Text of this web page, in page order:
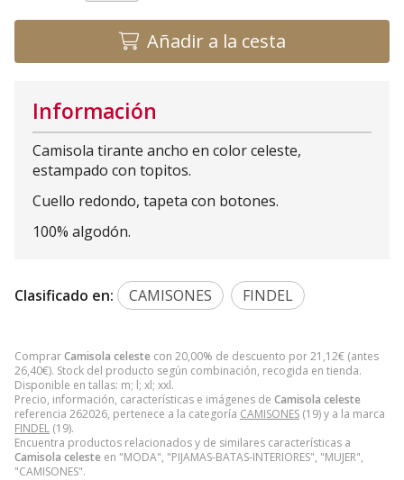
Añadir a la cesta
ComprarCamisola celeste con 20,00% de descuento por21,12€ (antes
26,40€). Stock del producto según combinación, recogida en tienda.
Disponible en tallas: m; l; xl; xxl.
Precio, información, características e imágenes de Camisola celeste
referencia 262026, pertenece a la categoría CAMISONES (19) y a la marca
FINDEL (19).
Encuentra productos relacionados y de similares características a
Camisola celeste en "MODA", "PIJAMAS-BATAS-INTERIORES", "MUJER",
"CAMISONES".
Información
Camisola tirante ancho en color celeste,
estampado con topitos.
Cuello redondo, tapeta con botones.
100% algodón.
Clasificado en: CAMISONES FINDEL